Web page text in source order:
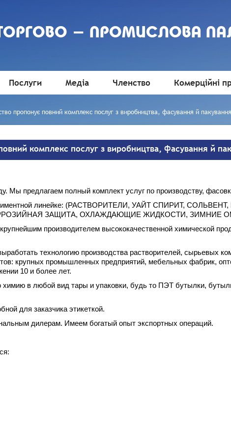
- ПРОМИСЛОВА
Послуги Медіа Членство Комерційні
пропонує повний комплекс послуг з виробництва, фасування й пакування
комплекс послуг з виробництва, фасування й
предлагаем полный комплект услуг по производству,
линейке: (РАСТВОРИТЕЛИ, УАЙТ СПИРИТ,
ЗАЩИТА, ОХЛАЖДАЮЩИЕ ЖИДКОСТИ, ЗИМНИЕ
производителем высококачественной химической
технологию производства растворителей, сырьевых
крупных промышленных предприятий, мебельных фабрик,
10 и более лет.
в любой вид тары и упаковки, будь то ПЭТ бутылки,
для заказчика этикеткой.
дилерам. Имеем богатый опыт экспортных операций.